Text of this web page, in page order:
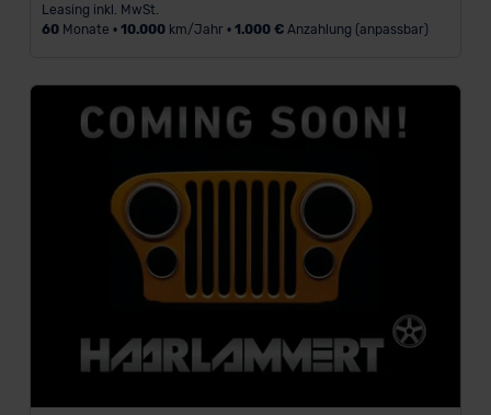
Leasing inkl. MwSt.
60Monate • 10.000km/Jahr • 1.000 €Anzahlung (anpassbar)